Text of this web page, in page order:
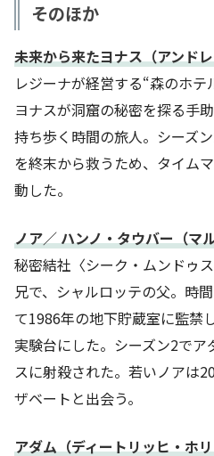
そのほか
未来から来たヨナス（アンド
レジーナが経営する“森のホテ
ヨナスが洞窟の秘密を探る手
持ち歩く時間の旅人。シーズ
を終末から救うため、タイム
動した。
ノア／ ハンノ・タウバー（マ
秘密結社〈シーク・ムンドゥ
兄で、シャルロッテの父。時
て1986年の地下貯蔵室に監禁
実験台にした。シーズン2で
スに射殺された。若いノアは
ザベートと出会う。
アダム（ディートリッヒ・ホリ